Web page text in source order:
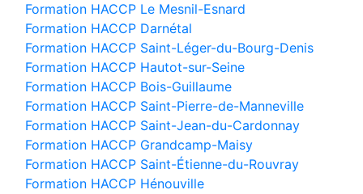
Formation HACCP Le Mesnil-Esnard
Formation HACCP Darnétal
Formation HACCP Saint-Léger-du-Bourg-Denis
Formation HACCP Hautot-sur-Seine
Formation HACCP Bois-Guillaume
Formation HACCP Saint-Pierre-de-Manneville
Formation HACCP Saint-Jean-du-Cardonnay
Formation HACCP Grandcamp-Maisy
Formation HACCP Saint-Étienne-du-Rouvray
Formation HACCP Hénouville